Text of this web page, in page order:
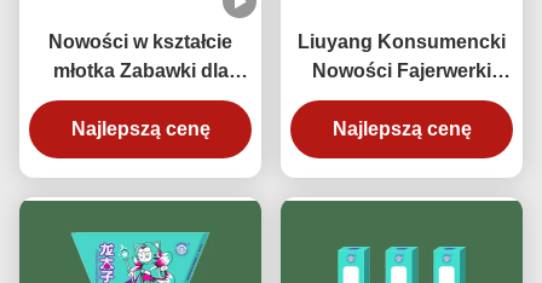
Nowości w kształcie
młotka Zabawki dla
konsumentów
Fajerwerki Uroczystości
Chińska fabryka
Najlepszą cenę
Liuyang Konsumencki
Nowości Fajerwerki
Zabawki Błyskawica Dla
Ślubów Święto Nowego
Roku
Najlepszą cenę